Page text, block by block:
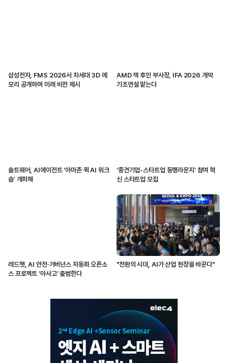
삼성전자, FMS 2026서 차세대 3D 메
모리 공개하며 미래 비전 제시
AMD 잭 후인 부사장, IFA 2026 개막
기조연설 맡는다
솔트웨어, AI에이전트 ‘아마존 퀵 AI 워크
숍’ 개최해
‘중견기업-스타트업 동행라운지’ 참여 혁
신 스타트업 모집
레드햇, AI 안전·거버넌스 자동화 오픈소
스 프로젝트 ‘아사고’ 출범한다
"전환의 시대, AI가 산업 현장을 바꾼다"